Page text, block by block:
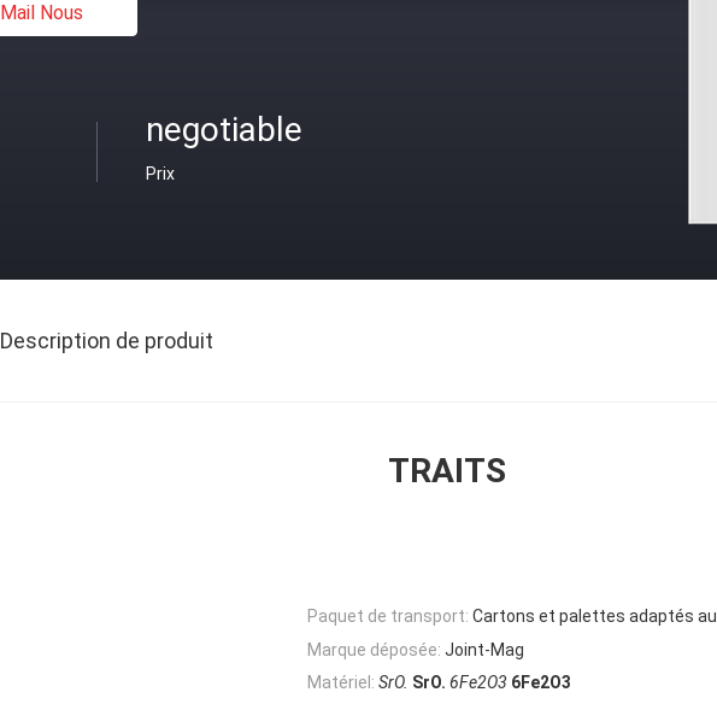
Mail Nous
negotiable
Prix
Description de produit
TRAITS
Paquet de transport: Cartons et palettes adaptés
Marque déposée: Joint-Mag
Matériel: SrO. SrO. 6Fe2O3 6Fe2O3